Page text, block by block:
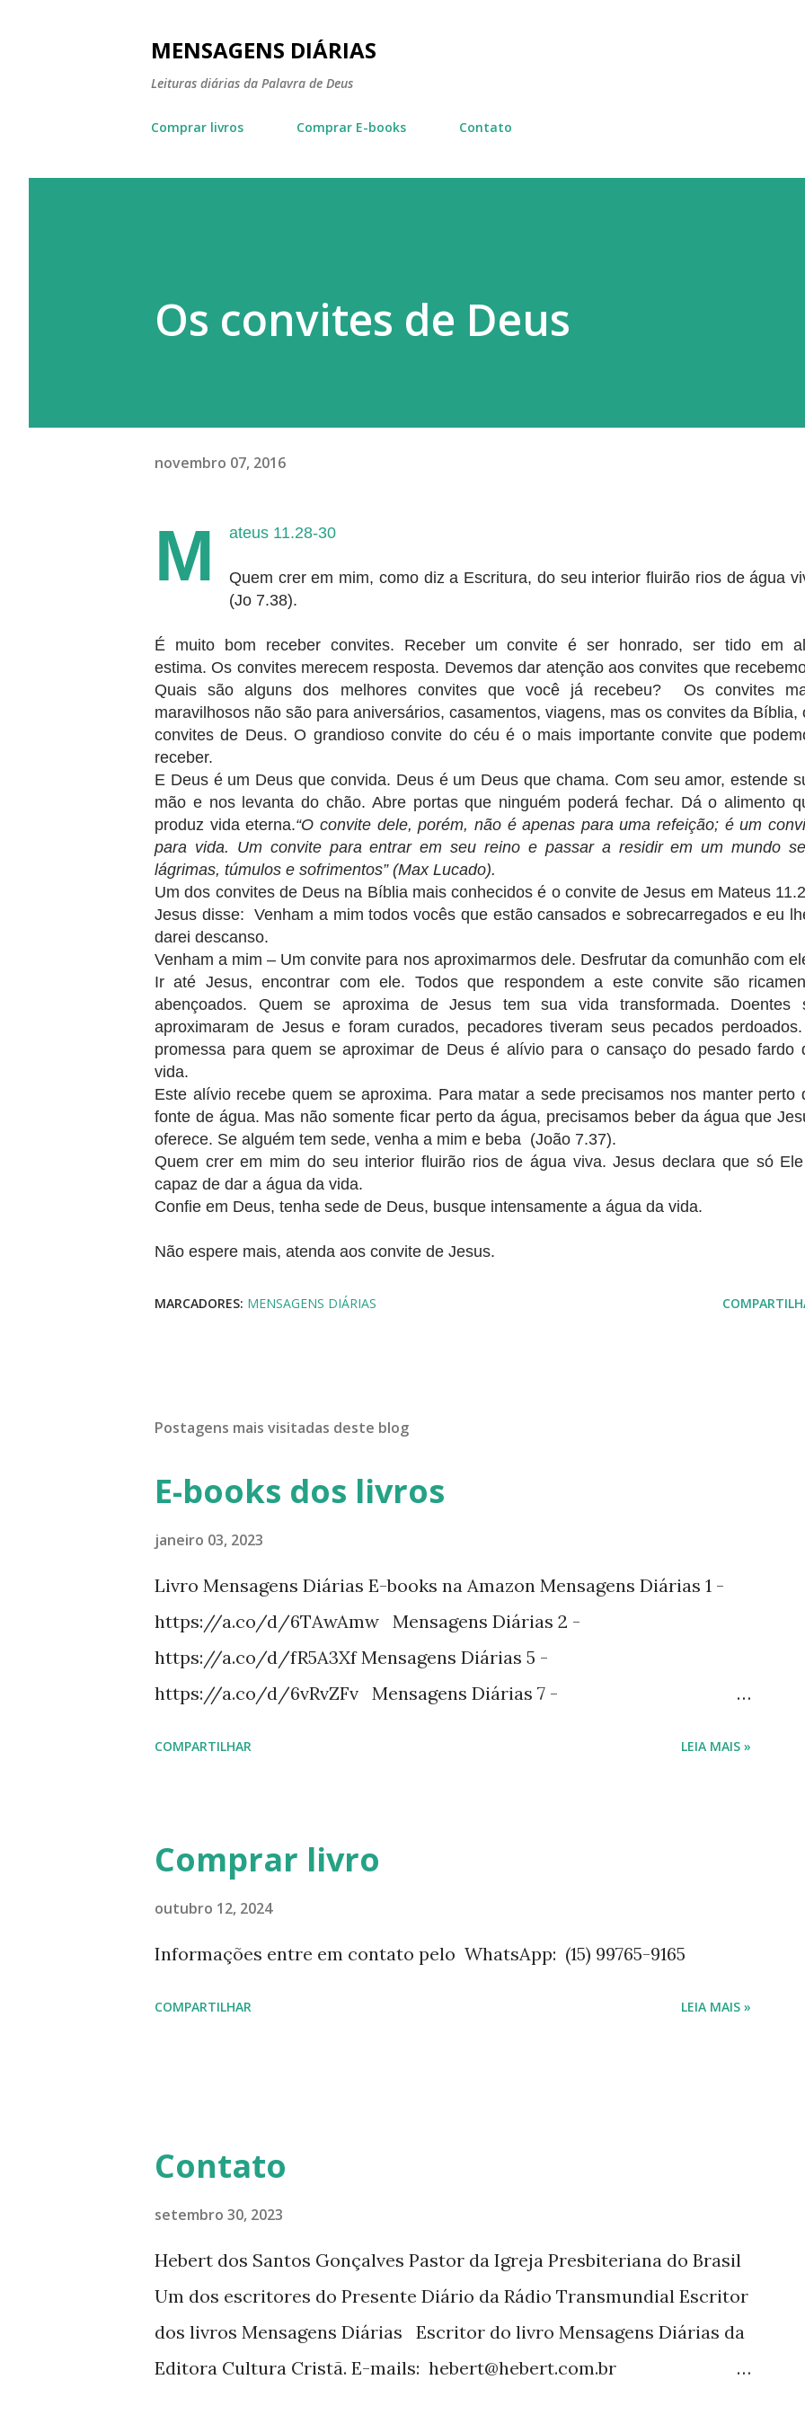
MENSAGENS DIÁRIAS
Leituras diárias da Palavra de Deus
Comprar livros Comprar E-books Contato
Os convites de Deus
novembro 07, 2016
M ateus 11.28-30
Quem crer em mim, como diz a Escritura, do seu interior fluirão rios de água
(Jo 7.38).
É muito bom receber convites. Receber um convite é ser honrado, ser tido em
estima. Os convites merecem resposta. Devemos dar atenção aos convites que
Quais são alguns dos melhores convites que você já recebeu? Os convites
maravilhosos não são para aniversários, casamentos, viagens, mas os convites da Bíblia,
convites de Deus. O grandioso convite do céu é o mais importante convite que
receber.
E Deus é um Deus que convida. Deus é um Deus que chama. Com seu amor, estende
mão e nos levanta do chão. Abre portas que ninguém poderá fechar. Dá o alimento
produz vida eterna.“O convite dele, porém, não é apenas para uma refeição; é um
para vida. Um convite para entrar em seu reino e passar a residir em um mundo
lágrimas, túmulos e sofrimentos” (Max Lucado).
Um dos convites de Deus na Bíblia mais conhecidos é o convite de Jesus em Mateus
Jesus disse: Venham a mim todos vocês que estão cansados e sobrecarregados e eu
darei descanso.
Venham a mim – Um convite para nos aproximarmos dele. Desfrutar da comunhão com
Ir até Jesus, encontrar com ele. Todos que respondem a este convite são
abençoados. Quem se aproxima de Jesus tem sua vida transformada. Doentes
aproximaram de Jesus e foram curados, pecadores tiveram seus pecados
promessa para quem se aproximar de Deus é alívio para o cansaço do pesado fardo
vida.
Este alívio recebe quem se aproxima. Para matar a sede precisamos nos manter perto
fonte de água. Mas não somente ficar perto da água, precisamos beber da água que
oferece. Se alguém tem sede, venha a mim e beba (João 7.37).
Quem crer em mim do seu interior fluirão rios de água viva. Jesus declara que só
capaz de dar a água da vida.
Confie em Deus, tenha sede de Deus, busque intensamente a água da vida.
Não espere mais, atenda aos convite de Jesus.
MARCADORES: MENSAGENS DIÁRIAS
Postagens mais visitadas deste blog
E-books dos livros
janeiro 03, 2023
Livro Mensagens Diárias E-books na Amazon Mensagens Diárias 1 -
https://a.co/d/6TAwAmw Mensagens Diárias 2 -
https://a.co/d/fR5A3Xf Mensagens Diárias 5 -
https://a.co/d/6vRvZFv Mensagens Diárias 7 -
https://pay.hotmart.com/E87815918X Mensagens Diárias 4 -
https://pay.hotmart.com/X87815923P Mensagens Diárias 6 -
https://pay.hotmart.com/O87815953W O livro mensagens diárias traz
histórias interessantes. O autor também escreve para o Presente
COMPARTILHAR LEIA MAIS »
Comprar livro
outubro 12, 2024
Informações entre em contato pelo WhatsApp: (15) 99765-9165
COMPARTILHAR LEIA MAIS »
Contato
setembro 30, 2023
Hebert dos Santos Gonçalves Pastor da Igreja Presbiteriana do Brasil
Um dos escritores do Presente Diário da Rádio Transmundial Escritor
dos livros Mensagens Diárias Escritor do livro Mensagens Diárias da
Editora Cultura Cristã. E-mails: hebert@hebert.com.br